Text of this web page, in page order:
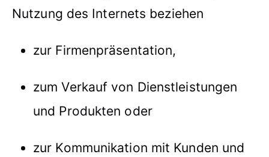
Nutzung des Internets beziehen
zur Firmenpräsentation,
zum Verkauf von Dienstleistungen
und Produkten oder
zur Kommunikation mit Kunden und